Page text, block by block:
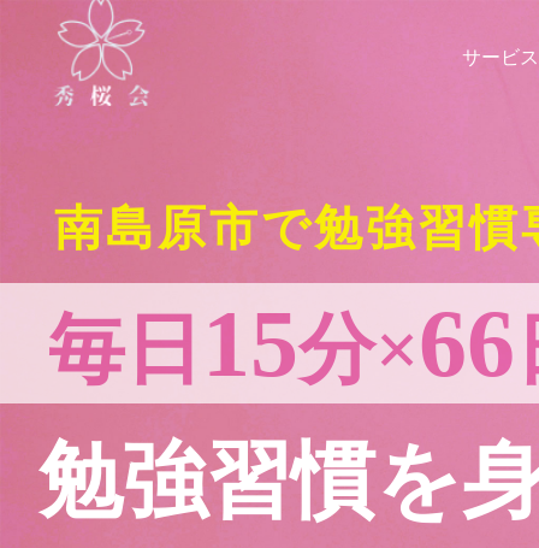
サービス
南島原市で勉強習慣
毎日 15分×66
勉強習慣を